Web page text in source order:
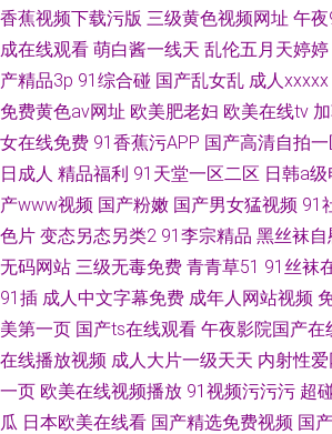
香蕉视频下载污版 三级黄色视频网址 午夜
成在线观看 萌白酱一线天 乱伦五月天婷婷
产精品3p 91综合碰 国产乱女乱 成人xxxxx
免费黄色av网址 欧美肥老妇 欧美在线tv
女在线免费 91香蕉污APP 国产高清自拍一
日成人 精品福利 91天堂一区二区 日韩a
产www视频 国产粉嫩 国产男女猛视频 91
色片 变态另态另类2 91李宗精品 黑丝袜自
无码网站 三级无毒免费 青青草51 91丝袜
91插 成人中文字幕免费 成年人网站视频
美第一页 国产ts在线观看 午夜影院国产在
在线播放视频 成人大片一级天天 内射性
一页 欧美在线视频播放 91视频污污污 超
瓜 日本欧美在线看 国产精选免费视频 国